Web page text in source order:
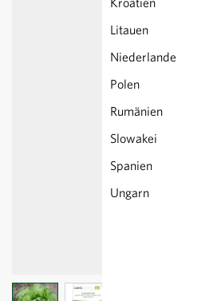
Litauen
Niederlande
Polen
Rumänien
Slowakei
Spanien
Ungarn
View larger imageView larger image